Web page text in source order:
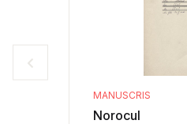
MANUSCRIS
Norocul